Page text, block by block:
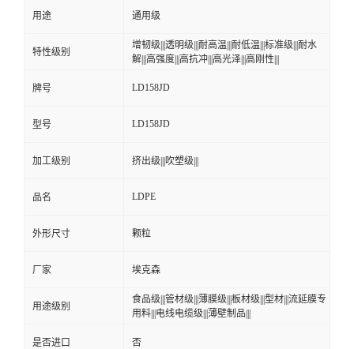
用途 通用级
特性级别
增韧级|||透明级|||耐高温|||耐低温|||标准级|||耐水
解|||高强度|||高抗冲|||高光泽|||高刚性|||
牌号 LD158JD
型号 LD158JD
加工级别 挤出级|||吹塑级|||
品名 LDPE
外形尺寸 颗粒
厂家 埃克森
用途级别
食品级|||管材级|||薄膜级|||板材级|||型材|||流延膜专
用料|||电线电缆级|||薄壁制品|||
是否进口 否